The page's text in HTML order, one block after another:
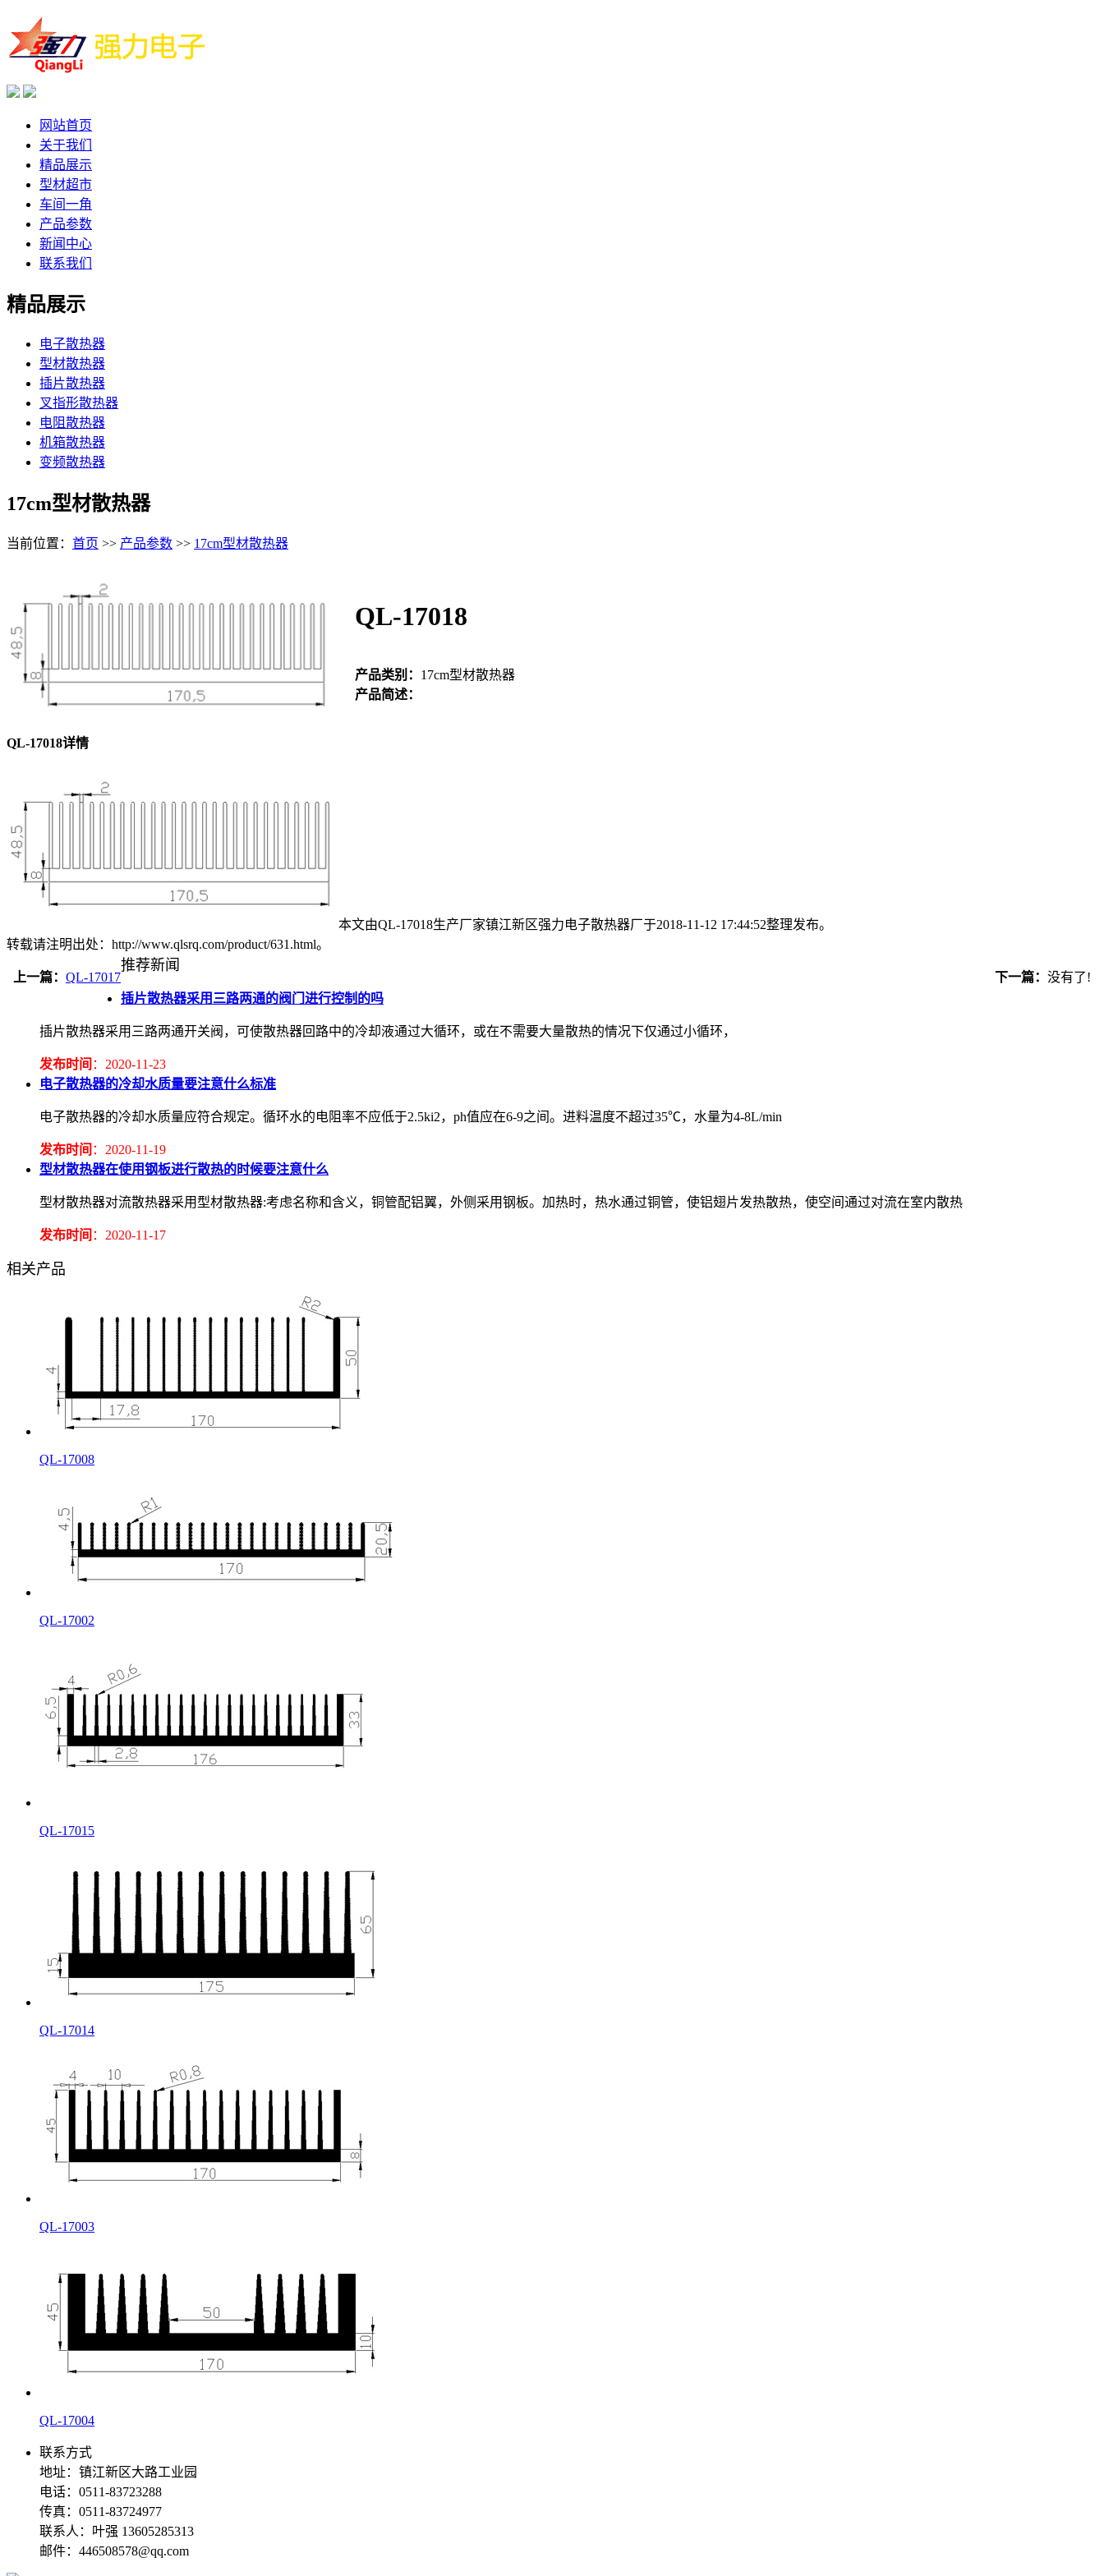
网站首页
关于我们
精品展示
型材超市
车间一角
产品参数
新闻中心
联系我们
精品展示
电子散热器
型材散热器
插片散热器
叉指形散热器
电阻散热器
机箱散热器
变频散热器
17cm型材散热器
当前位置： 首页 >> 产品参数 >> 17cm型材散热器
QL-17018
产品类别： 17cm型材散热器
产品简述：
QL-17018详情
本文由QL-17018生产厂家镇江新区强力电子散热器厂于2018-11-12 17:44:52整理发布。
转载请注明出处：http://www.qlsrq.com/product/631.html。
上一篇： QL-17017 下一篇： 没有了!
推荐新闻
插片散热器采用三路两通的阀门进行控制的吗
插片散热器采用三路两通开关阀，可使散热器回路中的冷却液通过大循环，或在不需要大量散热的情况下仅通过小循环，
发布时间 ：2020-11-23
电子散热器的冷却水质量要注意什么标准
电子散热器的冷却水质量应符合规定。循环水的电阻率不应低于2.5ki2，ph值应在6-9之间。进料温度不超过35℃，水量为4-8L/min
发布时间 ：2020-11-19
型材散热器在使用钢板进行散热的时候要注意什么
型材散热器对流散热器采用型材散热器:考虑名称和含义，铜管配铝翼，外侧采用钢板。加热时，热水通过铜管，使铝翅片发热散热，使空间通过对流在室内散热
发布时间 ：2020-11-17
相关产品
QL-17008
QL-17002
QL-17015
QL-17014
QL-17003
QL-17004
联系方式
地址：镇江新区大路工业园
电话：0511-83723288
传真：0511-83724977
联系人：叶强 13605285313
邮件：446508578@qq.com